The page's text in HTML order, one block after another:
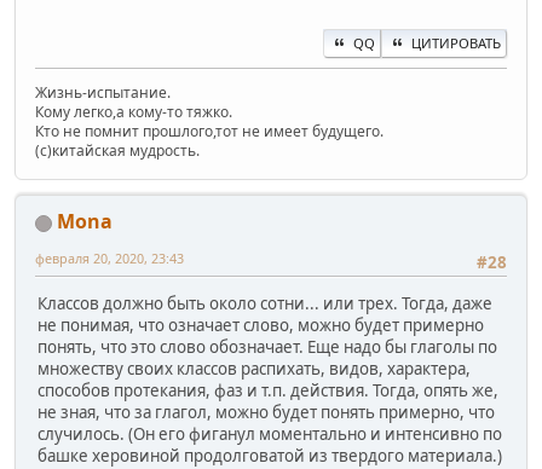
QQ ЦИТИРОВАТЬ
Жизнь-испытание.
Кому легко,а кому-то тяжко.
Кто не помнит прошлого,тот не имеет будущего.
(c)китайская мудрость.
Mona
#28
февраля 20, 2020, 23:43
Классов должно быть около сотни... или трех. Тогда, даже
не понимая, что означает слово, можно будет примерно
понять, что это слово обозначает. Еще надо бы глаголы по
множеству своих классов распихать, видов, характера,
способов протекания, фаз и т.п. действия. Тогда, опять же,
не зная, что за глагол, можно будет понять примерно, что
случилось. (Он его фиганул моментально и интенсивно по
башке херовиной продолговатой из твердого материала.)